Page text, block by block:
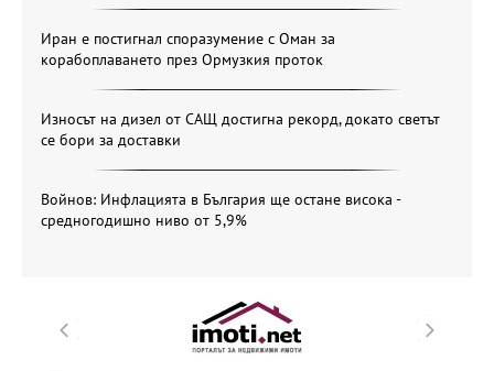
Иран е постигнал споразумение с Оман за
корабоплаването през Ормузкия проток
Износът на дизел от САЩ достигна рекорд, докато светът
се бори за доставки
Войнов: Инфлацията в България ще остане висока -
средногодишно ниво от 5,9%